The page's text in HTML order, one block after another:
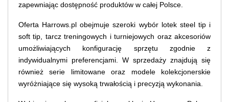
zapewniając dostępność produktów w całej Polsce.
Oferta Harrows.pl obejmuje szeroki wybór lotek steel tip i
soft tip, tarcz treningowych i turniejowych oraz akcesoriów
umożliwiających konfigurację sprzętu zgodnie z
indywidualnymi preferencjami. W sprzedaży znajdują się
również serie limitowane oraz modele kolekcjonerskie
wyróżniające się wysoką trwałością i precyzją wykonania.